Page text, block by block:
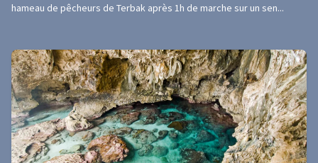
hameau de pêcheurs de Terbak après 1h de marche sur un sen...